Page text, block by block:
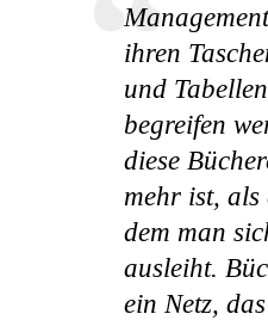
ihren
und
begreifen
diese
mehr ist,
dem man
ausleiht.
ein Netz,